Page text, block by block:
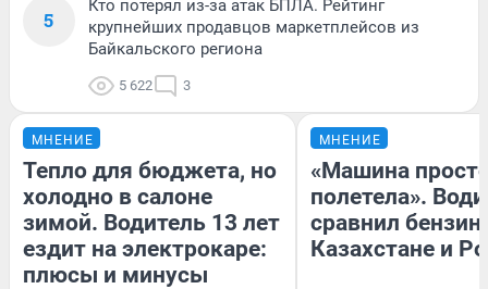
5
Кто потерял из-за атак БПЛА. Рейтинг
крупнейших продавцов маркетплейсов из
Байкальского региона
5 622 3
МНЕНИЕ
Тепло для бюджета, но
холодно в салоне
зимой. Водитель 13 лет
ездит на электрокаре:
плюсы и минусы
МНЕНИЕ
«Машина
полетела».
сравнил бензин
Казахстане и